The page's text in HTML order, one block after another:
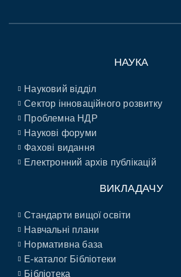
НАУКА
Науковий відділ
Сектор інноваційного розвитку
Проблемна НДР
Наукові форуми
Фахові видання
Електронний архів публікацій
ВИКЛАДАЧУ
Стандарти вищої освіти
Навчальні плани
Нормативна база
E-каталог Бібліотеки
Бібліотека